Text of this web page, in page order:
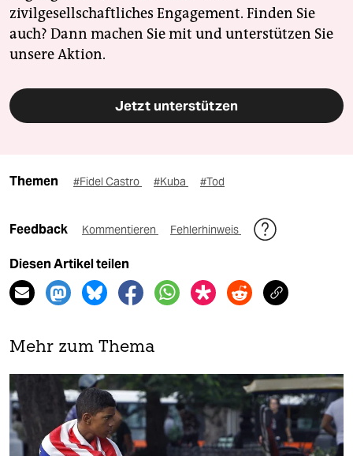
zivilgesellschaftliches Engagement. Finden Sie
auch? Dann machen Sie mit und unterstützen Sie
unsere Aktion.
Jetzt unterstützen
Themen #Fidel Castro #Kuba #Tod
Feedback Kommentieren Fehlerhinweis
Diesen Artikel teilen
Mehr zum Thema